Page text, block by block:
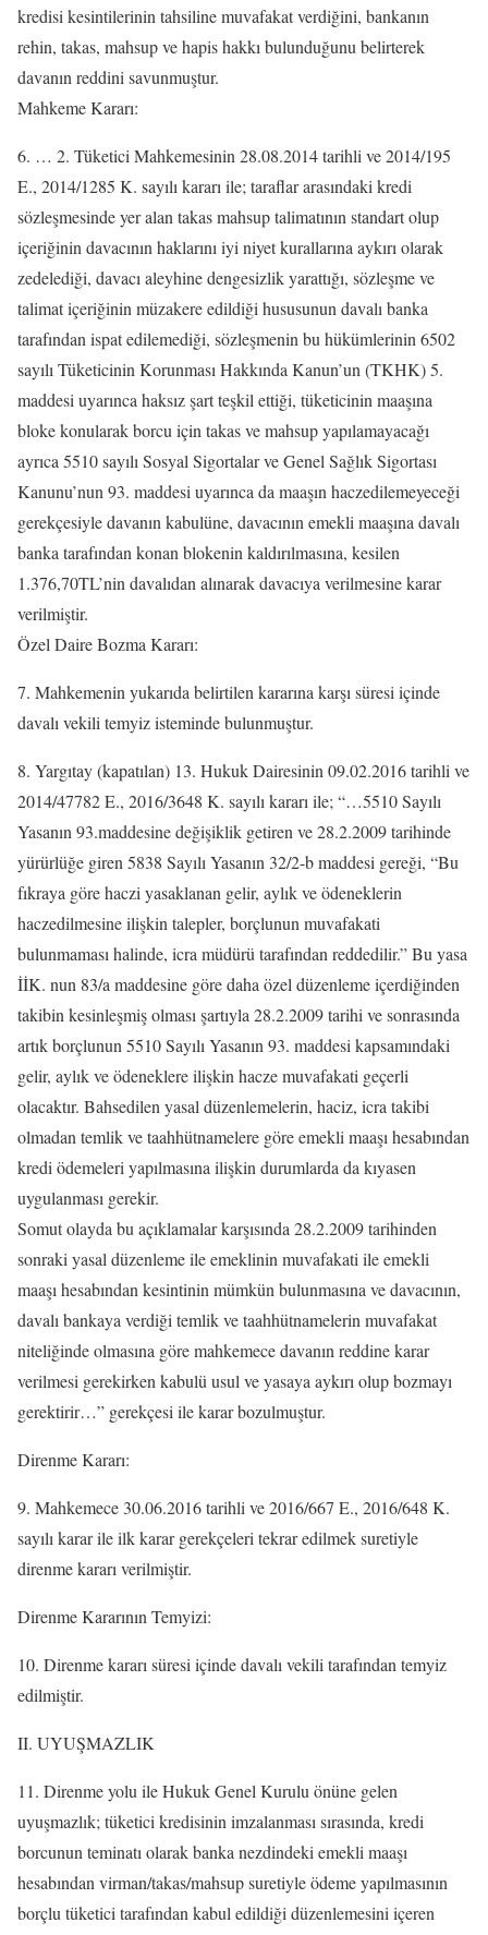
kredisi kesintilerinin tahsiline muvafakat verdiğini, bankanın
rehin, takas, mahsup ve hapis hakkı bulunduğunu belirterek
davanın reddini savunmuştur.
Mahkeme Kararı:
6. … 2. Tüketici Mahkemesinin 28.08.2014 tarihli ve 2014/195
E., 2014/1285 K. sayılı kararı ile; taraflar arasındaki kredi
sözleşmesinde yer alan takas mahsup talimatının standart olup
içeriğinin davacının haklarını iyi niyet kurallarına aykırı olarak
zedelediği, davacı aleyhine dengesizlik yarattığı, sözleşme ve
talimat içeriğinin müzakere edildiği hususunun davalı banka
tarafından ispat edilemediği, sözleşmenin bu hükümlerinin 6502
sayılı Tüketicinin Korunması Hakkında Kanun’un (TKHK) 5.
maddesi uyarınca haksız şart teşkil ettiği, tüketicinin maaşına
bloke konularak borcu için takas ve mahsup yapılamayacağı
ayrıca 5510 sayılı Sosyal Sigortalar ve Genel Sağlık Sigortası
Kanunu’nun 93. maddesi uyarınca da maaşın haczedilemeyeceği
gerekçesiyle davanın kabulüne, davacının emekli maaşına davalı
banka tarafından konan blokenin kaldırılmasına, kesilen
1.376,70TL’nin davalıdan alınarak davacıya verilmesine karar
verilmiştir.
Özel Daire Bozma Kararı:
7. Mahkemenin yukarıda belirtilen kararına karşı süresi içinde
davalı vekili temyiz isteminde bulunmuştur.
8. Yargıtay (kapatılan) 13. Hukuk Dairesinin 09.02.2016 tarihli ve
2014/47782 E., 2016/3648 K. sayılı kararı ile; “…5510 Sayılı
Yasanın 93.maddesine değişiklik getiren ve 28.2.2009 tarihinde
yürürlüğe giren 5838 Sayılı Yasanın 32/2-b maddesi gereği, “Bu
fıkraya göre haczi yasaklanan gelir, aylık ve ödeneklerin
haczedilmesine ilişkin talepler, borçlunun muvafakati
bulunmaması halinde, icra müdürü tarafından reddedilir.” Bu yasa
İİK. nun 83/a maddesine göre daha özel düzenleme içerdiğinden
takibin kesinleşmiş olması şartıyla 28.2.2009 tarihi ve sonrasında
artık borçlunun 5510 Sayılı Yasanın 93. maddesi kapsamındaki
gelir, aylık ve ödeneklere ilişkin hacze muvafakati geçerli
olacaktır. Bahsedilen yasal düzenlemelerin, haciz, icra takibi
olmadan temlik ve taahhütnamelere göre emekli maaşı hesabından
kredi ödemeleri yapılmasına ilişkin durumlarda da kıyasen
uygulanması gerekir.
Somut olayda bu açıklamalar karşısında 28.2.2009 tarihinden
sonraki yasal düzenleme ile emeklinin muvafakati ile emekli
maaşı hesabından kesintinin mümkün bulunmasına ve davacının,
davalı bankaya verdiği temlik ve taahhütnamelerin muvafakat
niteliğinde olmasına göre mahkemece davanın reddine karar
verilmesi gerekirken kabulü usul ve yasaya aykırı olup bozmayı
gerektirir…” gerekçesi ile karar bozulmuştur.
Direnme Kararı:
9. Mahkemece 30.06.2016 tarihli ve 2016/667 E., 2016/648 K.
sayılı karar ile ilk karar gerekçeleri tekrar edilmek suretiyle
direnme kararı verilmiştir.
Direnme Kararının Temyizi:
10. Direnme kararı süresi içinde davalı vekili tarafından temyiz
edilmiştir.
II. UYUŞMAZLIK
11. Direnme yolu ile Hukuk Genel Kurulu önüne gelen
uyuşmazlık; tüketici kredisinin imzalanması sırasında, kredi
borcunun teminatı olarak banka nezdindeki emekli maaşı
hesabından virman/takas/mahsup suretiyle ödeme yapılmasının
borçlu tüketici tarafından kabul edildiği düzenlemesini içeren